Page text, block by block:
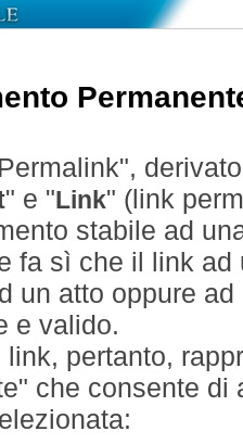
" e " Link" (link
stabile ad
fa sì che il link
un atto oppure
e valido.
link, pertanto,
che consente